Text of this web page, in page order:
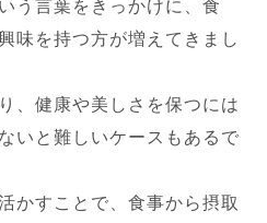
う言葉をきっかけに、食
味を持つ方が増えてきまし
、健康や美しさを保つには
いと難しいケースもあるで
かすことで、食事から摂取